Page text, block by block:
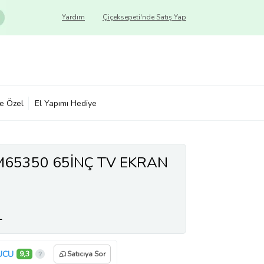
Çiçeksepeti'nde Satış Yap
Yardım
Özel El Yapımı Hediye
65İNÇ TV EKRAN
9,3 Satıcıya Sor